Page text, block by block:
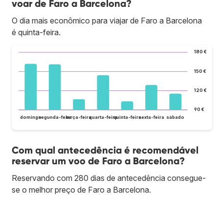
voar de Faro a Barcelona?
O dia mais econômico para viajar de Faro a Barcelona
é quinta-feira.
90 €
120 €
150 €
180 €
domingosegunda-feiraterça-feiraquarta-feiraquinta-feirasexta-feira sábado
Com qual antecedência é recomendável
reservar um voo de Faro a Barcelona?
Reservando com 280 dias de antecedência consegue-
se o melhor preço de Faro a Barcelona.